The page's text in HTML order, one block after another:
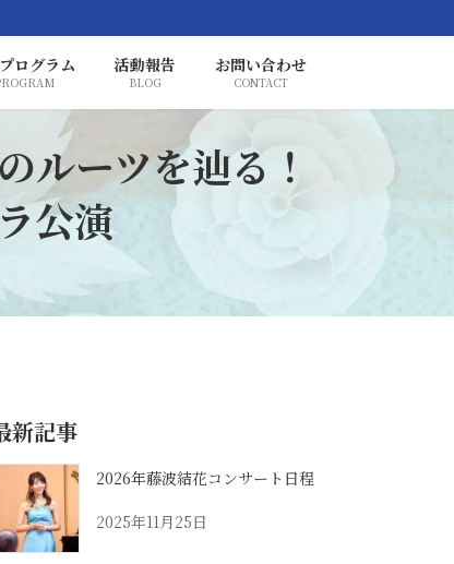
ログラム 活動報告
BLOG
お問い合わせ
CONTACT
ーツを辿る！
公演
新記事
2026年藤波結花コンサート日程
2025年11月25日